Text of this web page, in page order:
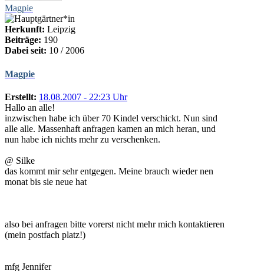
Magpie
Herkunft: Leipzig
Beiträge: 190
Dabei seit: 10 / 2006
Magpie
Erstellt: 18.08.2007 - 22:23 Uhr
Hallo an alle!
inzwischen habe ich über 70 Kindel verschickt. Nun sind
alle alle. Massenhaft anfragen kamen an mich heran, und
nun habe ich nichts mehr zu verschenken.
@ Silke
das kommt mir sehr entgegen. Meine brauch wieder nen
monat bis sie neue hat
also bei anfragen bitte vorerst nicht mehr mich kontaktieren
(mein postfach platz!)
mfg Jennifer